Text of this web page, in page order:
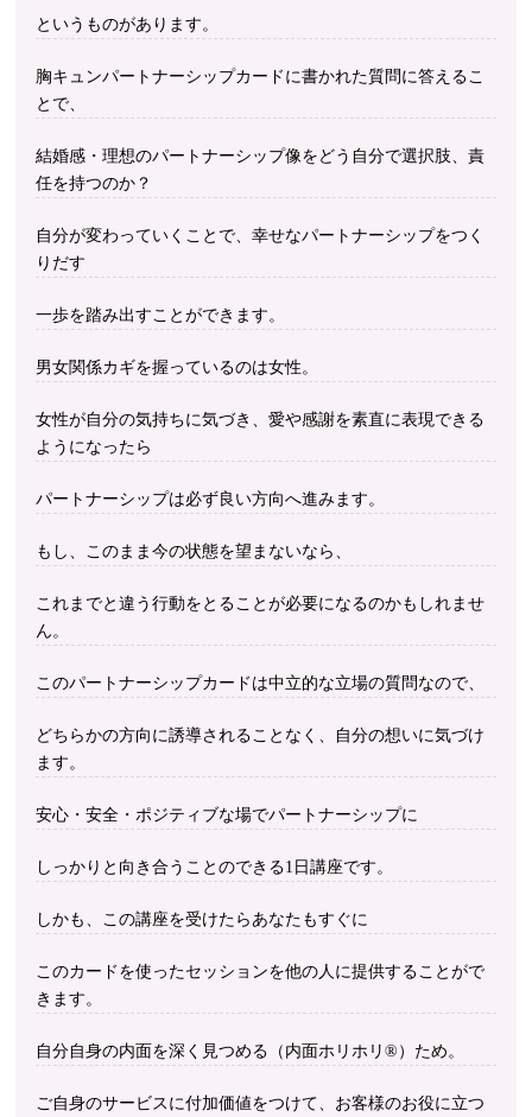
というものがあります。
胸キュンパートナーシップカードに書かれた質問に答えるこ
とで、
結婚感・理想のパートナーシップ像をどう自分で選択肢、責
任を持つのか？
自分が変わっていくことで、幸せなパートナーシップをつく
りだす
一歩を踏み出すことができます。
男女関係カギを握っているのは女性。
女性が自分の気持ちに気づき、愛や感謝を素直に表現できる
ようになったら
パートナーシップは必ず良い方向へ進みます。
もし、このまま今の状態を望まないなら、
これまでと違う行動をとることが必要になるのかもしれませ
ん。
このパートナーシップカードは中立的な立場の質問なので、
どちらかの方向に誘導されることなく、自分の想いに気づけ
ます。
安心・安全・ポジティブな場でパートナーシップに
しっかりと向き合うことのできる1日講座です。
しかも、この講座を受けたらあなたもすぐに
このカードを使ったセッションを他の人に提供することがで
きます。
自分自身の内面を深く見つめる（内面ホリホリ®︎）ため。
ご自身のサービスに付加価値をつけて、お客様のお役に立つ